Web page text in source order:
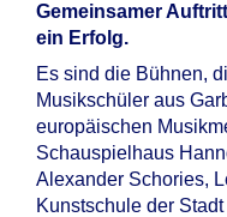
Gemeinsamer
ein Erfolg.
Es sind die Bühnen,
Musikschüler aus
europäischen
Schauspielhaus
Alexander Schories,
Kunstschule der